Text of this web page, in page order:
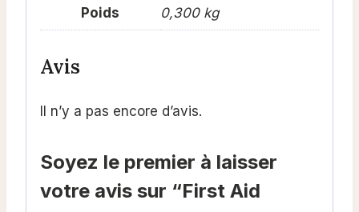
Poids 0,300 kg
Avis
Il n’y a pas encore d’avis.
Soyez le premier à laisser
votre avis sur “First Aid